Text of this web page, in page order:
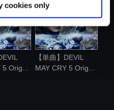
cookies only
Orig...
【単曲】DEVIL
MAY CRY 5 Orig...